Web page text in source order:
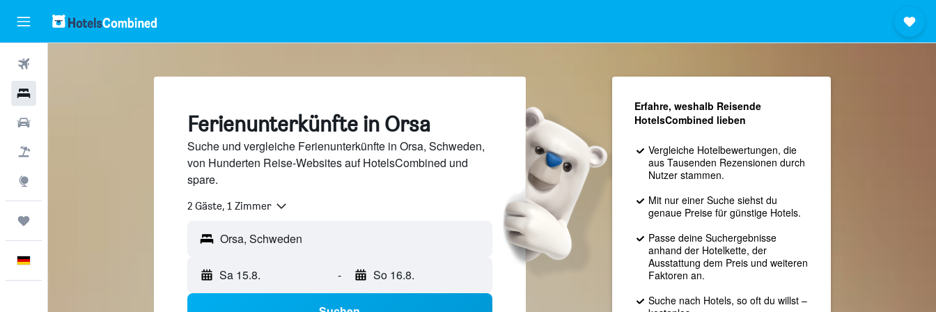
Ferienunterkünfte in Orsa
Suche und vergleiche Ferienunterkünfte in Orsa, Schweden,
von Hunderten Reise-Websites auf HotelsCombined und
spare.
2 Gäste, 1 Zimmer
Sa 15.8. - So 16.8.
Erfahre, weshalb Reisende
HotelsCombined lieben
Vergleiche Hotelbewertungen, die
aus Tausenden Rezensionen durch
Nutzer stammen.
Mit nur einer Suche siehst du
genaue Preise für günstige Hotels.
Passe deine Suchergebnisse
anhand der Hotelkette, der
Ausstattung dem Preis und weiteren
Faktoren an.
Suche nach Hotels, so oft du willst –